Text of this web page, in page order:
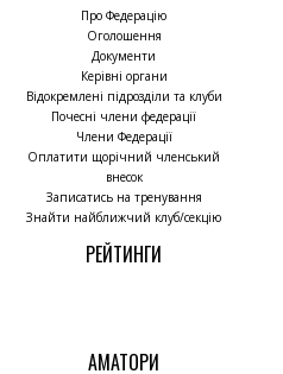
Про Федерацію
Оголошення
Документи
Керівні органи
Відокремлені підрозділи та клуби
Почесні члени федерації
Члени Федерації
Оплатити щорічний членський
внесок
Записатись на тренування
Знайти найближчий клуб/секцію
РЕЙТИНГИ
АМАТОРИ